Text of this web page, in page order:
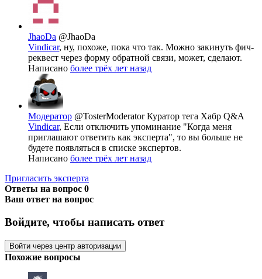
JhaoDa @JhaoDa
Vindicar, ну, похоже, пока что так. Можно закинуть фич-
реквест через форму обратной связи, может, сделают.
Написано более трёх лет назад
Модератор @TosterModeratorКуратор тега Хабр Q&A
Vindicar, Если отключить упоминание "Когда меня
приглашают ответить как эксперта", то вы больше не
будете появляться в списке экспертов.
Написано более трёх лет назад
Пригласить эксперта
Ответы на вопрос 0
Ваш ответ на вопрос
Войдите, чтобы написать ответ
Войти через центр авторизации
Похожие вопросы